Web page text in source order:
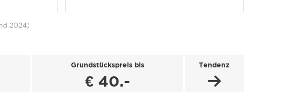
2024)
Grundstückspreis bis
€ 40.-
Tendenz